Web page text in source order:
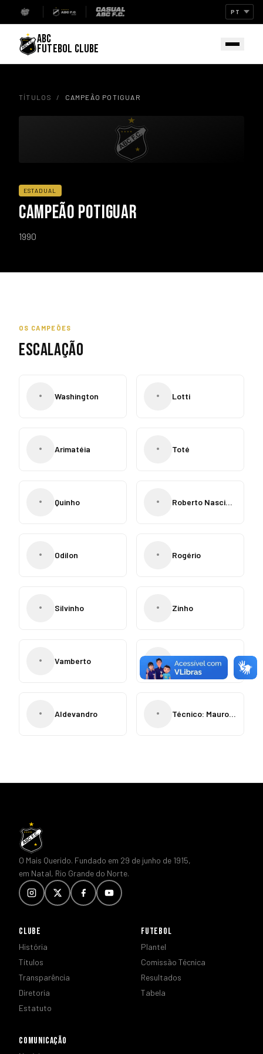
ABC
FUTEBOL CLUBE
TÍTULOS / CAMPEÃO POTIGUAR
ESTADUAL
CAMPEÃO POTIGUAR
1990
OS CAMPEÕES
ESCALAÇÃO
• Washington • Lotti
• Arimatéia • Toté
• Quinho • Roberto Nascimento
• Odilon • Rogério
• Silvinho • Zinho
• Vamberto • Galeguinho
• Aldevandro • Técnico: Mauro Fernandes
O Mais Querido. Fundado em 29 de junho de 1915,
em Natal, Rio Grande do Norte.
CLUBE
História
Títulos
Transparência
Diretoria
Estatuto
FUTEBOL
Plantel
Comissão Técnica
Resultados
Tabela
COMUNICAÇÃO